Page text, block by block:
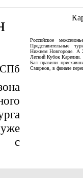
с
Российское
Представительные
Нижнем Новгороде. А
Летний Кубок Карелии.
Бал правили
Смирнов, в финале